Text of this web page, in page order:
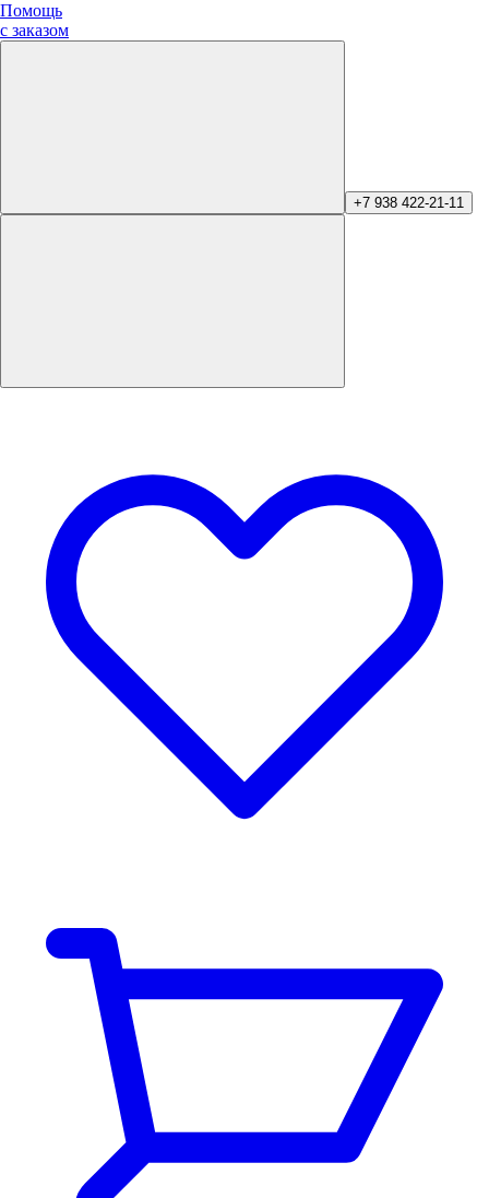
Помощь
с заказом
+7 938 422-21-11